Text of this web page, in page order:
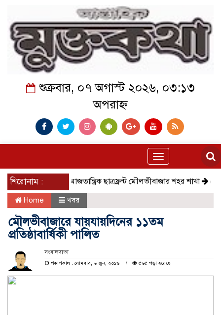
শুক্রবার, ০৭ অগাস্ট ২০২৬, ০৩:১৩
অপরাহ্ন
Toggle
navigation
শিরোনাম : সমাজতান্ত্রিক ছাত্রফ্রন্ট মৌলভীবাজার শহর শাখা কেমন
Home খবর
মৌলভীবাজারে যায়যায়দিনের ১১তম
প্রতিষ্ঠাবার্ষিকী পালিত
সংবাদদাতা
প্রকাশকাল : সোমবার, ৬ জুন, ২০১৬
৫৬৫ পড়া হয়েছে